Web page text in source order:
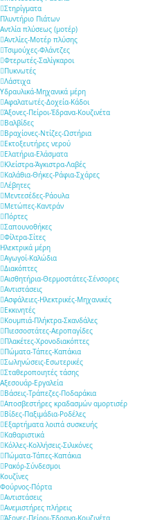
Στηρίγματα
Πλυντήριο Πιάτων
Αντλία πλύσεως (μοτέρ)
Αντλίες-Μοτέρ πλύσης
Τσιμούχες-Φλάντζες
Φτερωτές-Σαλίγκαροι
Πυκνωτές
Λάστιχα
Υδραυλικά-Mηχανικά μέρη
Αφαλατωτές-Δοχεία-Κάδοι
Άξονες-Πείροι-Έδρανα-Κουζινέτα
Βαλβίδες
Βραχίονες-Ντίζες-Ωστήρια
Εκτοξευτήρες νερού
Ελατήρια-Ελάσματα
Κλείστρα-Άγκιστρα-Λαβές
Καλάθια-Θήκες-Ράφια-Σχάρες
Λέβητες
Μεντεσέδες-Ράουλα
Μετώπες-Καντράν
Πόρτες
Σαπουνοθήκες
Φίλτρα-Σίτες
Ηλεκτρικά μέρη
Αγωγοί-Καλώδια
Διακόπτες
Αισθητήρια-Θερμοστάτες-Σένσορες
Αντιστάσεις
Ασφάλειες-Ηλεκτρικές-Μηχανικές
Εκκινητές
Κουμπιά-Πλήκτρα-Σκανδάλες
Πιεσσοστάτες-Αεροπαγίδες
Πλακέτες-Χρονοδιακόπτες
Πώματα-Τάπες-Καπάκια
Σωληνώσεις-Εσωτερικές
Σταθεροποιητές τάσης
Αξεσουάρ-Εργαλεία
Βάσεις-Τράπεζες-Ποδαράκια
Αποσβεστήρες κραδασμών αμορτισέρ
Βίδες-Παξιμάδια-Ροδέλες
Εξαρτήματα λοιπά συσκευής
Καθαριστικά
Κόλλες-Κολλήσεις-Σιλικόνες
Πώματα-Τάπες-Καπάκια
Ρακόρ-Σύνδεσμοι
Κουζίνες
Φούρνος-Πόρτα
Αντιστάσεις
Ανεμιστήρες πλήρεις
Άξονες-Πείροι-Έδρανα-Κουζινέτα